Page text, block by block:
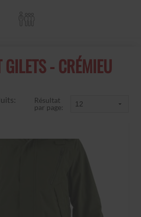
GILETS - CRÉMIEU
Résultat
par page: